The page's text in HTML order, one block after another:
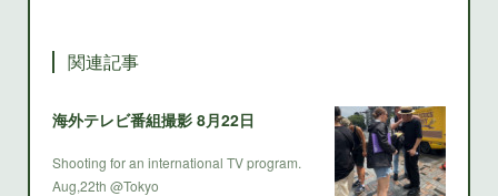
関連記事
海外テレビ番組撮影 8月22日
Shooting for an international TV program.
Aug,22th @Tokyo